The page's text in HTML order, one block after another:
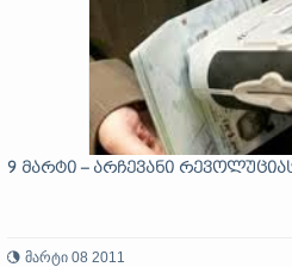
9 მარტი – არჩევანი
მარტი 08 2011